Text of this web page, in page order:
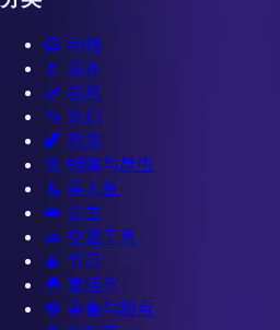
🦁 动物
🌷 花卉
🌿 自然
🦄 奇幻
🦖 恐龙
🦋 蝴蝶与昆虫
🧜 美人鱼
👑 公主
🚗 交通工具
🎄 节日
🐣 复活节
🍓 美食与甜点